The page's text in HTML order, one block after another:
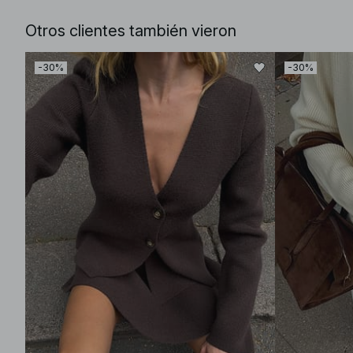
Otros clientes también vieron
-30% -30%